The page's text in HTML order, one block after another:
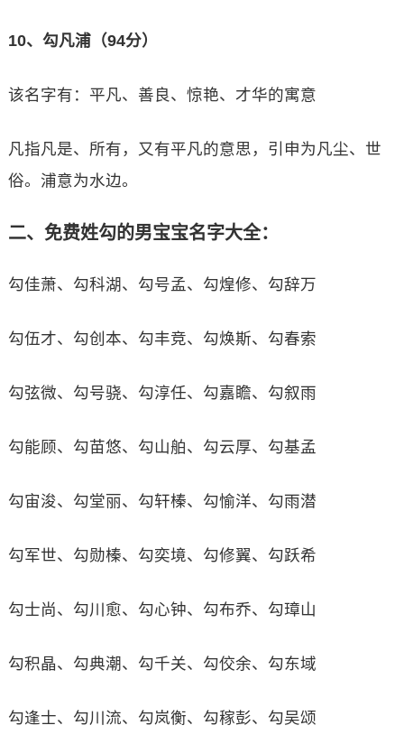
10、勾凡浦（94分）
该名字有：平凡、善良、惊艳、才华的寓意
凡指凡是、所有，又有平凡的意思，引申为凡尘、世
俗。浦意为水边。
二、免费姓勾的男宝宝名字大全：
勾佳萧、勾科湖、勾号孟、勾煌修、勾辞万
勾伍才、勾创本、勾丰竞、勾焕斯、勾春索
勾弦微、勾号骁、勾淳任、勾嘉瞻、勾叙雨
勾能顾、勾苗悠、勾山舶、勾云厚、勾基孟
勾宙浚、勾堂丽、勾轩榛、勾愉洋、勾雨潜
勾军世、勾勋榛、勾奕境、勾修翼、勾跃希
勾士尚、勾川愈、勾心钟、勾布乔、勾璋山
勾积晶、勾典潮、勾千关、勾佼余、勾东域
勾逢士、勾川流、勾岚衡、勾稼彭、勾吴颂